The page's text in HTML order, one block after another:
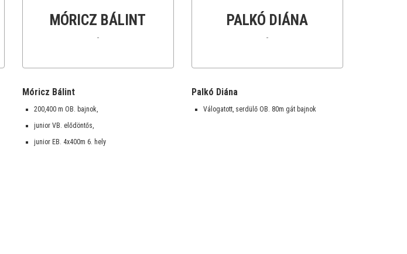
MÓRICZ BÁLINT
-
Móricz Bálint
200,400 m OB. bajnok,
junior VB. elődöntős,
junior EB. 4x400m 6. hely
PALKÓ DIÁNA
-
Palkó Diána
Válogatott, serdülő OB. 80m gát bajnok